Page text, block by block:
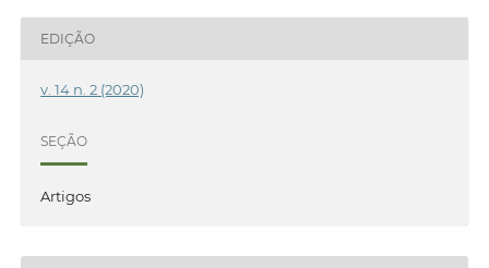
EDIÇÃO
v. 14 n. 2 (2020)
SEÇÃO
Artigos